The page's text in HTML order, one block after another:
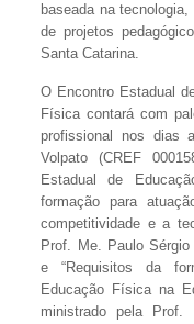
baseada na
de projetos
Santa Catarina.
O Encontro Estadual
Física contará com
profissional nos dias
Volpato (CREF
Estadual de
formação para
competitividade e a
Prof. Me. Paulo
e “Requisitos da
Educação Física na
ministrado pela Prof.